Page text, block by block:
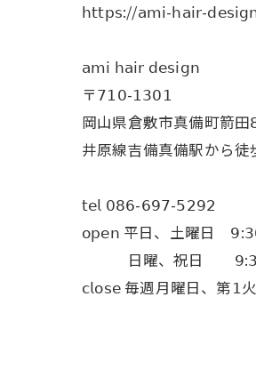
𝗁𝗍𝗍𝗉𝗌://𝖺𝗆𝗂-𝗁𝖺𝗂𝗋-
𝖺𝗆𝗂 𝗁𝖺𝗂𝗋 𝖽𝖾𝗌𝗂𝗀𝗇
〒𝟩𝟣𝟢-𝟣𝟥𝟢𝟣
岡山県倉敷市真備町箭
井原線吉備真備駅から
𝗍𝖾𝗅 𝟢𝟪𝟨-𝟨𝟫𝟩-𝟧𝟤𝟫𝟤
𝗈𝗉𝖾𝗇 平日、土曜日
日曜、祝日 𝟫:𝟥𝟢
𝖼𝗅𝗈𝗌𝖾 毎週月曜日、第𝟣